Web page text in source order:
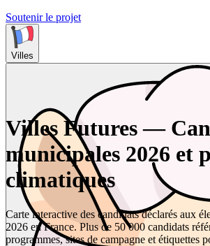
Soutenir le projet
Villes
Villes Futures —
municipales 2026 et
climatiques
Carte interactive des candidats déclarés aux
2026 en France. Plus de 50 000 candidats
programmes, sites de campagne et étiquettes